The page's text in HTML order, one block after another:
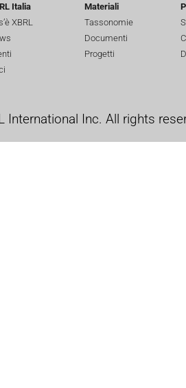
Italia
XBRL
Materiali
Tassonomie
Documenti
Progetti
International Inc. All rights